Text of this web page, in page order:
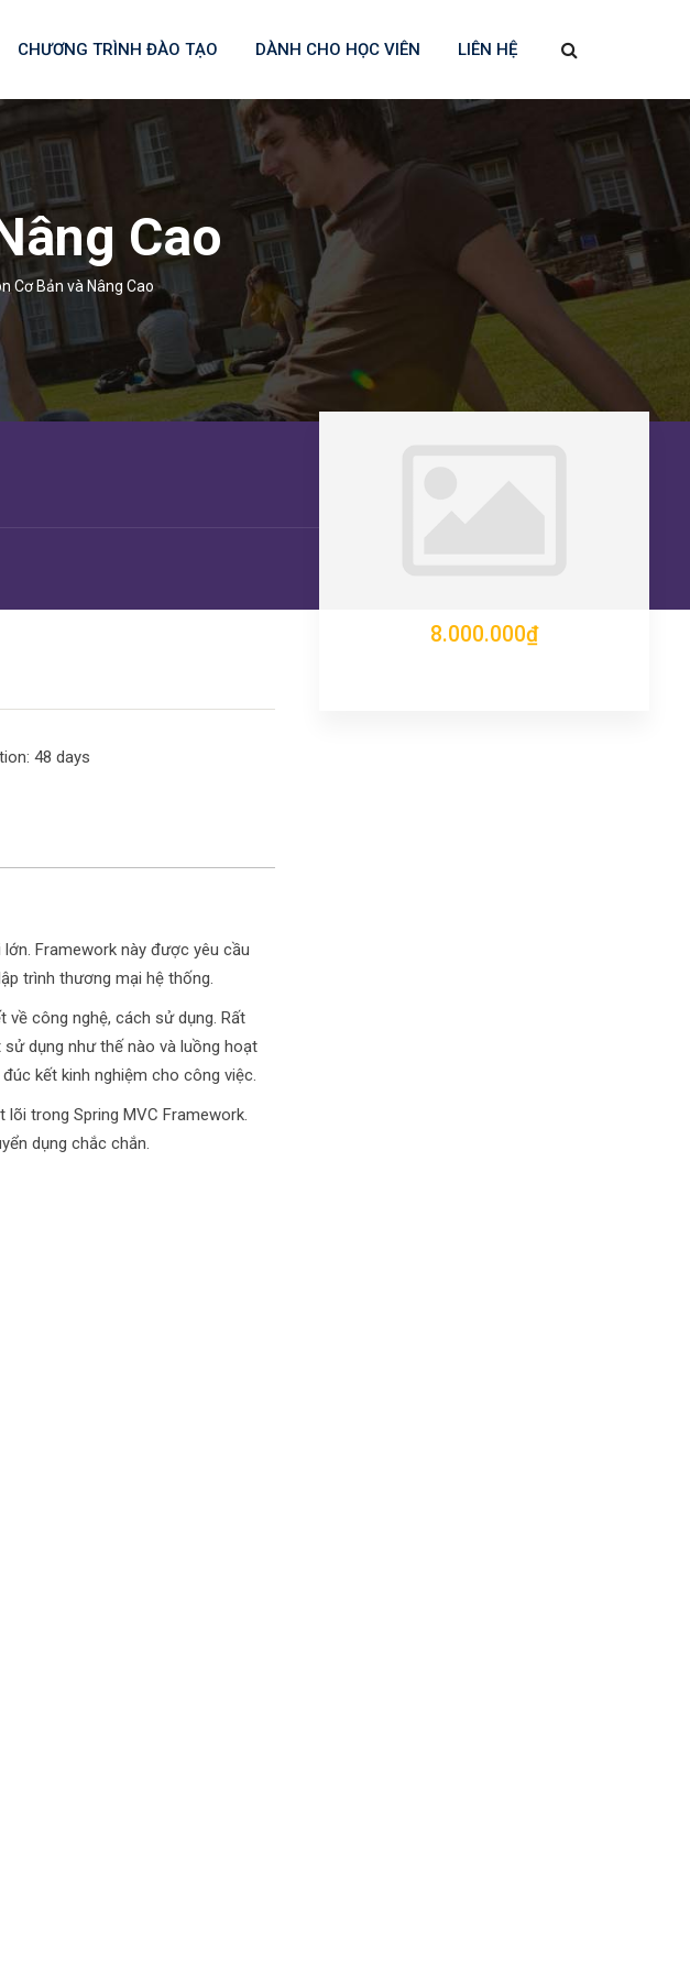
CHƯƠNG TRÌNH ĐÀO TẠO DÀNH CHO HỌC VIÊN LIÊN HỆ
Cao
Cơ Bản và Nâng Cao
: 48 days
Framework này được yêu cầu
trình thương mại hệ thống.
về công nghệ, cách sử dụng. Rất
sử dụng như thế nào và luồng hoạt
kết kinh nghiệm cho công việc.
trong Spring MVC Framework.
dụng chắc chắn.
8.000.000₫